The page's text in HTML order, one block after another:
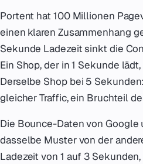
Portent hat 100 Millionen
einen klaren Zusammenhang
Sekunde Ladezeit sinkt die
Ein Shop, der in 1 Sekunde
Derselbe Shop bei 5
gleicher Traffic, ein Bruchteil
Die Bounce-Daten von Google
dasselbe Muster von der
Ladezeit von 1 auf 3